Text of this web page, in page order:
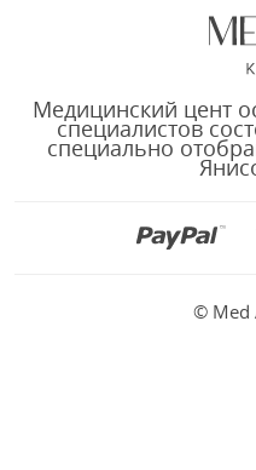
Медицинский цент
специалистов
специально
© Med